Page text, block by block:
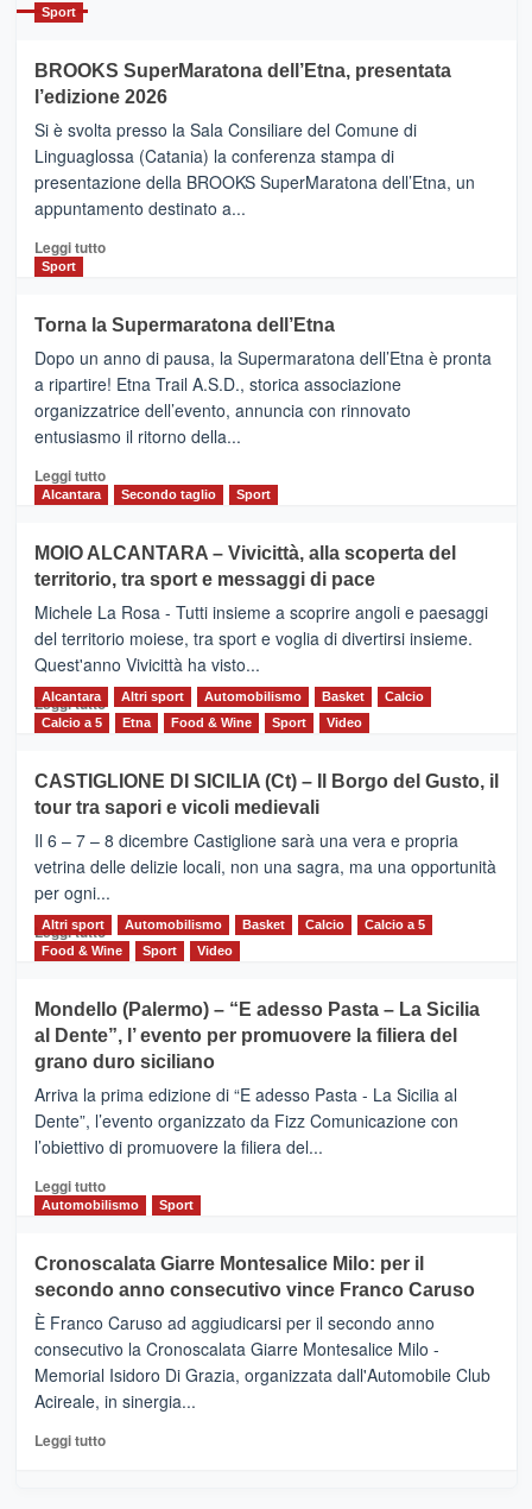
con
la
Al
via
i
collegamenti
Sport
BROOKS SuperMaratona dell’Etna, presentata
l’edizione 2026
Si è svolta presso la Sala Consiliare del Comune di
Linguaglossa (Catania) la conferenza stampa di
presentazione della BROOKS SuperMaratona dell’Etna, un
appuntamento destinato a...
Leggi tuttoLeggi
BROOKS
SuperMaratona
dell’Etna,
presentata
l’edizione
2026
Sport
Torna la Supermaratona dell’Etna
Dopo un anno di pausa, la Supermaratona dell’Etna è pronta
a ripartire! Etna Trail A.S.D., storica associazione
organizzatrice dell’evento, annuncia con rinnovato
entusiasmo il ritorno della...
Leggi tuttoLeggi
Torna
la
Supermaratona
dell’Etna
Alcantara Secondo taglio Sport
MOIO ALCANTARA – Vivicittà, alla scoperta del
territorio, tra sport e messaggi di pace
Michele La Rosa - Tutti insieme a scoprire angoli e paesaggi
del territorio moiese, tra sport e voglia di divertirsi insieme.
Quest'anno Vivicittà ha visto...
Leggi tutto Leggi
MOIO
ALCANTARA
–
Vivicittà,
alla
scoperta
del
territorio,
e
messaggi
di
Alcantara Altri sport Automobilismo Basket
Calcio
Calcio a 5
Etna Food & Wine Sport Video
CASTIGLIONE DI SICILIA (Ct) – Il Borgo del Gusto, il
tour tra sapori e vicoli medievali
Il 6 – 7 – 8 dicembre Castiglione sarà una vera e propria
vetrina delle delizie locali, non una sagra, ma una opportunità
per ogni...
Leggi tuttoLeggi
di
CASTIGLIONE
DI
SICILIA
(Ct)
–
Il
Borgo
Gusto,
il
tra
sapori
vicoli
medievali
Altri sport Automobilismo Basket Calcio
Calcio a 5
Food & Wine
Sport Video
Mondello (Palermo) – “E adesso Pasta – La Sicilia
al Dente”, l’ evento per promuovere la filiera del
grano duro siciliano
Arriva la prima edizione di “E adesso Pasta - La Sicilia al
Dente”, l’evento organizzato da Fizz Comunicazione con
l’obiettivo di promuovere la filiera del...
Leggi tuttoLeggi
di
Mondello
(Palermo)
–
“E
adesso
Pasta
–
Sicilia
Automobilismo Sport
Cronoscalata Giarre Montesalice Milo: per il
secondo anno consecutivo vince Franco Caruso
È Franco Caruso ad aggiudicarsi per il secondo anno
consecutivo la Cronoscalata Giarre Montesalice Milo -
Memorial Isidoro Di Grazia, organizzata dall'Automobile Club
Acireale, in sinergia...
Leggi tuttoLeggi